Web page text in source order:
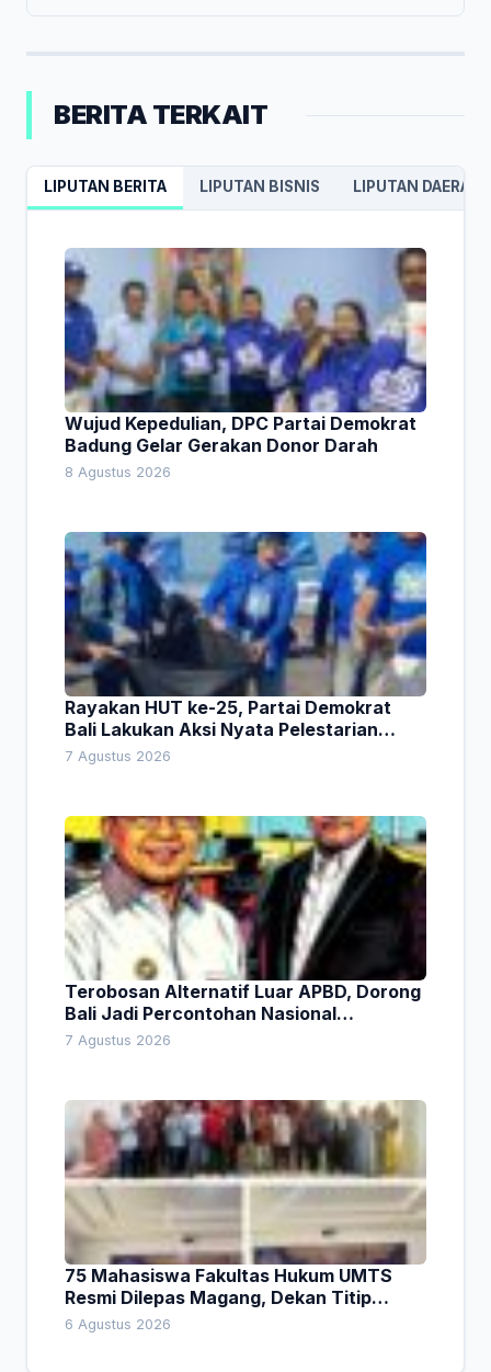
BERITA TERKAIT
LIPUTAN BERITA LIPUTAN BISNIS LIPUTAN DAERAH
Wujud Kepedulian, DPC Partai Demokrat
Badung Gelar Gerakan Donor Darah
8 Agustus 2026
Rayakan HUT ke-25, Partai Demokrat
Bali Lakukan Aksi Nyata Pelestarian
Lingkungan
7 Agustus 2026
Terobosan Alternatif Luar APBD, Dorong
Bali Jadi Percontohan Nasional
Pembiayaan Daerah
7 Agustus 2026
75 Mahasiswa Fakultas Hukum UMTS
Resmi Dilepas Magang, Dekan Titip
Empat Pesan Penting
6 Agustus 2026